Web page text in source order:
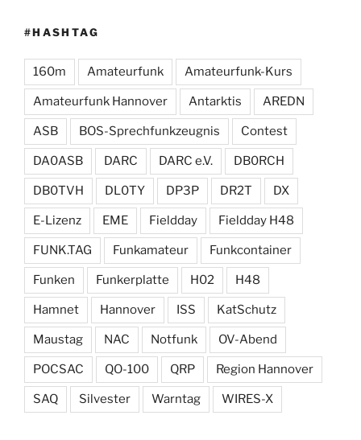
#HASHTAG
160m Amateurfunk Amateurfunk-Kurs
Amateurfunk Hannover Antarktis AREDN
ASB BOS-Sprechfunkzeugnis Contest
DA0ASB DARC DARC e.V. DB0RCH
DB0TVH DL0TY DP3P DR2T DX
E-Lizenz EME Fieldday Fieldday H48
FUNK.TAG Funkamateur Funkcontainer
Funken Funkerplatte H02 H48
Hamnet Hannover ISS KatSchutz
Maustag NAC Notfunk OV-Abend
POCSAC QO-100 QRP Region Hannover
SAQ Silvester Warntag WIRES-X